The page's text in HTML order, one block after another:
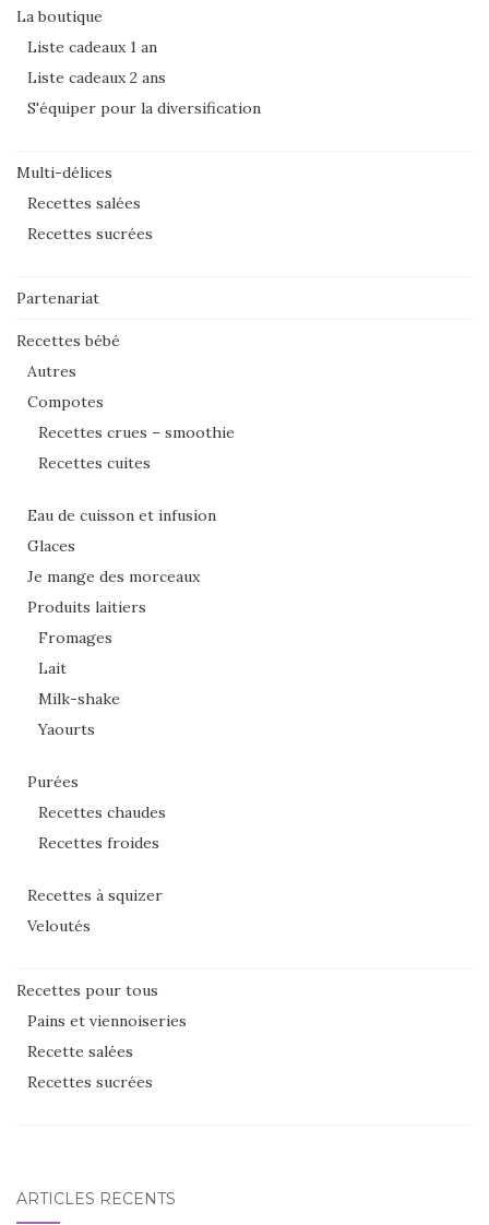
La boutique
Liste cadeaux 1 an
Liste cadeaux 2 ans
S'équiper pour la diversification
Multi-délices
Recettes salées
Recettes sucrées
Partenariat
Recettes bébé
Autres
Compotes
Recettes crues – smoothie
Recettes cuites
Eau de cuisson et infusion
Glaces
Je mange des morceaux
Produits laitiers
Fromages
Lait
Milk-shake
Yaourts
Purées
Recettes chaudes
Recettes froides
Recettes à squizer
Veloutés
Recettes pour tous
Pains et viennoiseries
Recette salées
Recettes sucrées
ARTICLES RÉCENTS